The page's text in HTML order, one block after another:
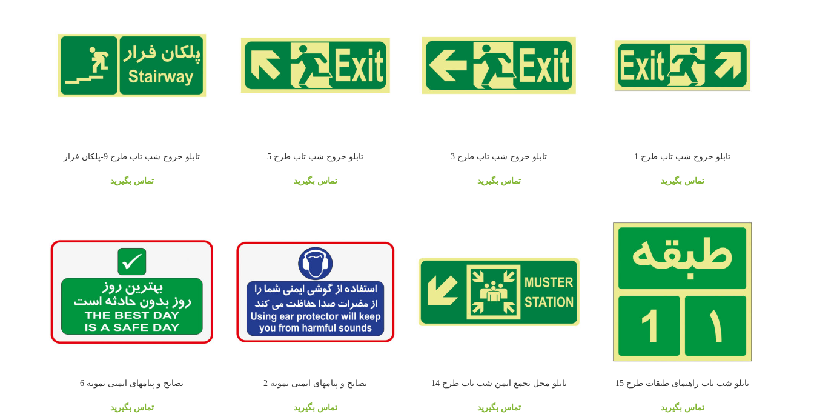
تابلو خروج شب تاب طرح 1
تماس بگیرید
تابلو خروج شب تاب طرح 3
تماس بگیرید
تابلو خروج شب تاب طرح 5
تماس بگیرید
تابلو خروج شب تاب طرح 9-پلکان فرار
تماس بگیرید
تابلو شب تاب راهنمای طبقات طرح 15
تماس بگیرید
تابلو محل تجمع ایمن شب تاب طرح 14
تماس بگیرید
نصایح و پیامهای ایمنی نمونه 2
تماس بگیرید
نصایح و پیامهای ایمنی نمونه 6
تماس بگیرید